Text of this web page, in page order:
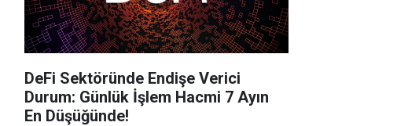
DeFi Sektöründe Endişe Verici
Durum: Günlük İşlem Hacmi 7 Ayın
En Düşüğünde!